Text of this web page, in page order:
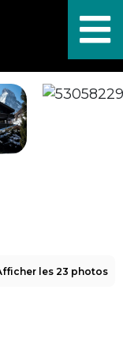
les 23 photos